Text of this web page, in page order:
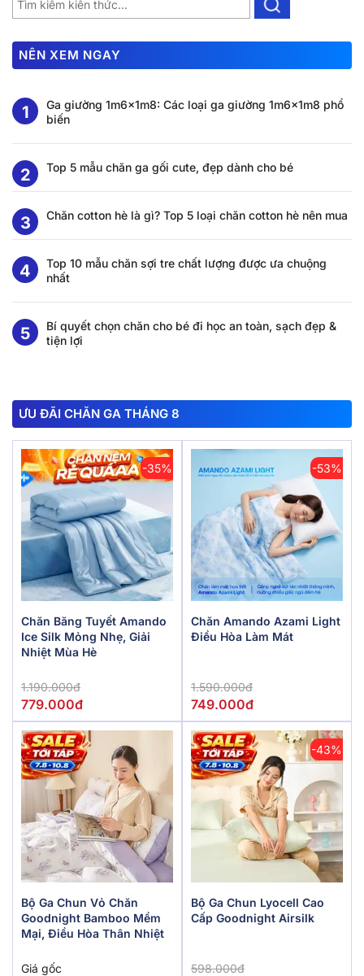
NÊN XEM NGAY
Ga giường 1m6x1m8: Các loại ga giường 1m6x1m8 phổ
biến
Top 5 mẫu chăn ga gối cute, đẹp dành cho bé
Chăn cotton hè là gì? Top 5 loại chăn cotton hè nên mua
Top 10 mẫu chăn sợi tre chất lượng được ưa chuộng
nhất
Bí quyết chọn chăn cho bé đi học an toàn, sạch đẹp &
tiện lợi
ƯU ĐÃI CHĂN GA THÁNG 8
-35%
Chăn Băng Tuyết Amando
Ice Silk Mỏng Nhẹ, Giải
Nhiệt Mùa Hè
1.190.000đ
779.000đ
-53%
Chăn Amando Azami Light
Điều Hòa Làm Mát
1.590.000đ
749.000đ
Bộ Ga Chun Vỏ Chăn
Goodnight Bamboo Mềm
Mại, Điều Hòa Thân Nhiệt
Giá gốc
-43%
Bộ Ga Chun Lyocell Cao
Cấp Goodnight Airsilk
598.000đ